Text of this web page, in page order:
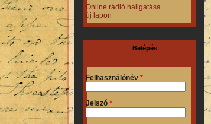
Online rádió hallgatása
új lapon
Belépés
Felhasználónév *
Jelszó *